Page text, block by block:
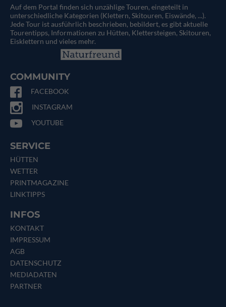
Auf dem Portal finden sich unzählige Touren, eingeteilt in
unterschiedliche Kategorien (Klettern, Skitouren, Eiswände, ...).
Jede Tour ist ausführlich beschrieben, bebildert, es gibt aktuelle
Tourentipps, Informationen zu Hütten, Klettersteigen, Skitouren,
Eisklettern und vieles mehr.
COMMUNITY
FACEBOOK
INSTAGRAM
YOUTUBE
SERVICE
HÜTTEN
WETTER
PRINTMAGAZINE
LINKTIPPS
INFOS
KONTAKT
IMPRESSUM
AGB
DATENSCHUTZ
MEDIADATEN
PARTNER